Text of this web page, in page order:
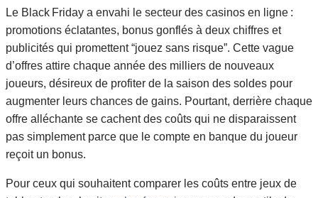
Le Black Friday a envahi le secteur des casinos en ligne :
promotions éclatantes, bonus gonflés à deux chiffres et
publicités qui promettent “jouez sans risque”. Cette vague
d’offres attire chaque année des milliers de nouveaux
joueurs, désireux de profiter de la saison des soldes pour
augmenter leurs chances de gains. Pourtant, derrière chaque
offre alléchante se cachent des coûts qui ne disparaissent
pas simplement parce que le compte en banque du joueur
reçoit un bonus.
Pour ceux qui souhaitent comparer les coûts entre jeux de